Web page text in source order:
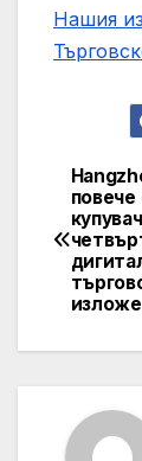
Нашия
Post
повече